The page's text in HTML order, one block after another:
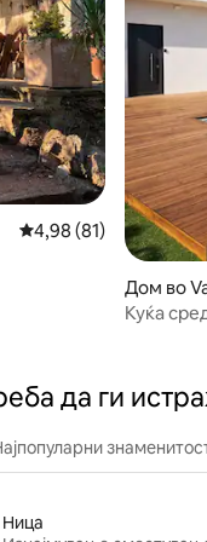
Просечна оцена:
4,98 (81)
Дом во
Куќа
да ги
Ница